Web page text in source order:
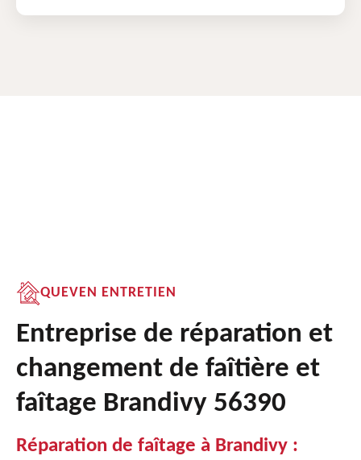
QUEVEN ENTRETIEN
Entreprise de réparation et
changement de faîtière et
faîtage Brandivy 56390
Réparation de faîtage à Brandivy :